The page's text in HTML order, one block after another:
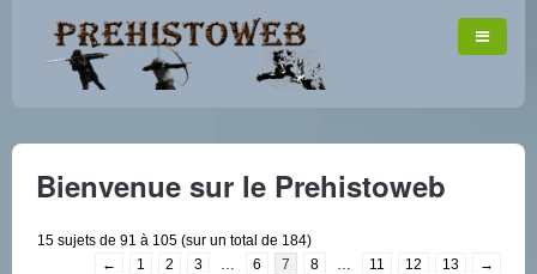
Bienvenue sur le Prehistoweb
15 sujets de 91 à 105 (sur un total de 184)
←
1 2 3 … 6 7 8 … 11 12 13 →